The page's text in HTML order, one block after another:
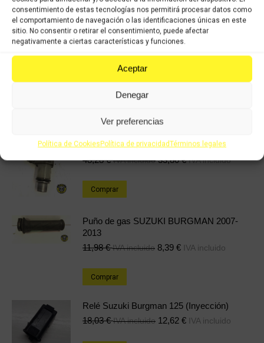
consentimiento de estas tecnologías nos permitirá procesar datos como
el comportamiento de navegación o las identificaciones únicas en este
sitio. No consentir o retirar el consentimiento, puede afectar
negativamente a ciertas características y funciones.
Aceptar
Denegar
Ver preferencias
Política de CookiesPolítica de privacidadTérminos legales
Share this product
on
Inyector SUZUKI BURGMAN 2007-2013
48,28€ IVA incluido 33,80€ IVA incluido
Comprar
Puño de gas SUZUKI BURGMAN 2007-
2013
11,98€ IVA incluido 8,39 € IVA incluido
Comprar
Relé Suzuki Burgman 125 (Inyección)
18,03€ IVA incluido 12,62 € IVA incluido